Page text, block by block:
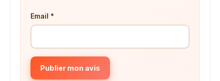
Email *
Publier mon avis